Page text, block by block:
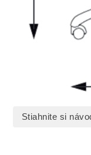
Stiahnite si